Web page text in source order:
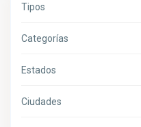
Tipos
Categorías
Estados
Ciudades